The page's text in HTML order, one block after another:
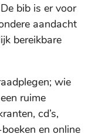
bib is er voor
aandacht
bereikbare
wie
ruime
cd’s,
en online